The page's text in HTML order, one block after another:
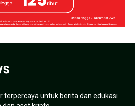
terpercaya untuk berita dan edukasi